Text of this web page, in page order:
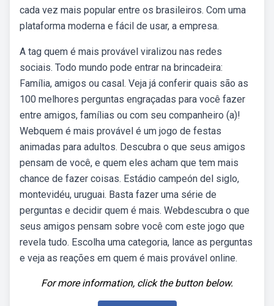
cada vez mais popular entre os brasileiros. Com uma
plataforma moderna e fácil de usar, a empresa.
A tag quem é mais provável viralizou nas redes
sociais. Todo mundo pode entrar na brincadeira:
Família, amigos ou casal. Veja já conferir quais são as
100 melhores perguntas engraçadas para você fazer
entre amigos, famílias ou com seu companheiro (a)!
Webquem é mais provável é um jogo de festas
animadas para adultos. Descubra o que seus amigos
pensam de você, e quem eles acham que tem mais
chance de fazer coisas. Estádio campeón del siglo,
montevidéu, uruguai. Basta fazer uma série de
perguntas e decidir quem é mais. Webdescubra o que
seus amigos pensam sobre você com este jogo que
revela tudo. Escolha uma categoria, lance as perguntas
e veja as reações em quem é mais provável online.
For more information, click the button below.